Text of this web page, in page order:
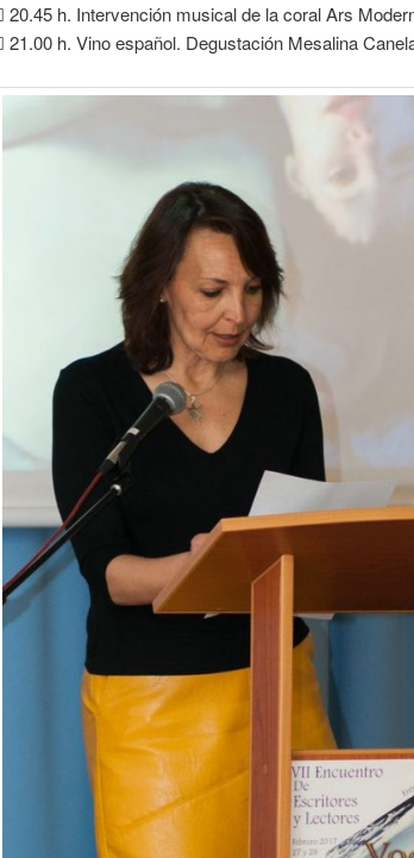
20.45 h. Intervención musical de la coral Ars
21.00 h. Vino español. Degustación Mesalina